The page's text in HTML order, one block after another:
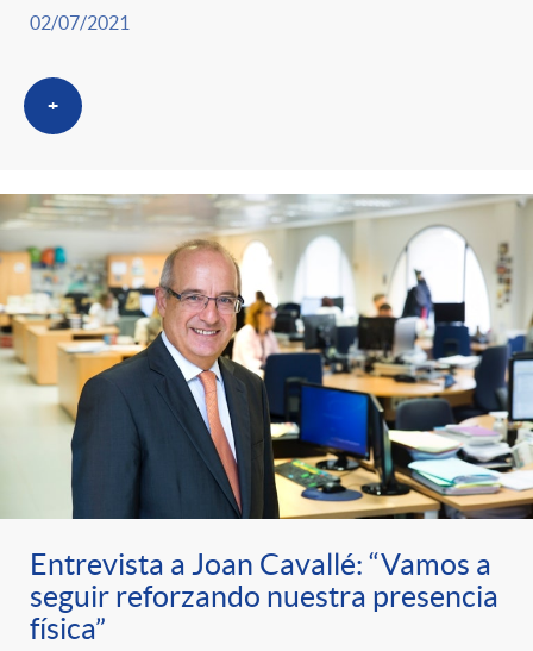
02/07/2021
+
Entrevista a Joan Cavallé: “Vamos a
seguir reforzando nuestra presencia
física”